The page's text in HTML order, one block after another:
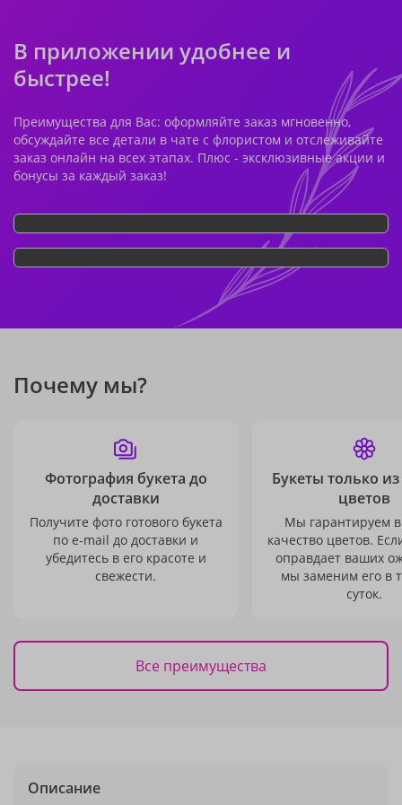
В приложении удобнее и
быстрее!
Преимущества для Вас: оформляйте заказ мгновенно,
обсуждайте все детали в чате с флористом и отслеживайте
заказ онлайн на всех этапах. Плюс - эксклюзивные акции и
бонусы за каждый заказ!
Почему мы?
Фотография букета до
доставки
Получите фото готового букета
по e-mail до доставки и
убедитесь в его красоте и
свежести.
Букеты только
цветов
Мы гарантируем
качество цветов.
оправдает ваших
мы заменим его в
суток.
Все преимущества
Описание